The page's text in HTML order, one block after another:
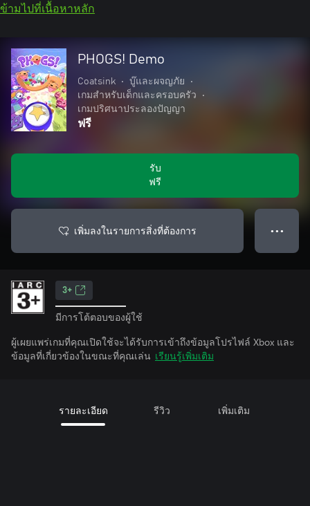
ข้ามไปที่เนื้อหาหลัก
PHOGS! Demo
Coatsink • บู๊และผจญภัย
•
เกมสำหรับเด็กและครอบครัว
•
เกมปริศนาประลองปัญญา
ฟรี
รับ
ฟรี
เพิ่มลงในรายการสิ่งที่ต้องการ ● ● ●
3+
มีการโต้ตอบของผู้ใช้
ผู้เผยแพร่เกมที่คุณเปิดใช้จะได้รับการเข้าถึงข้อมูลโปรไฟล์ Xbox และ
ข้อมูลที่เกี่ยวข้องในขณะที่คุณเล่น เรียนรู้เพิ่มเติม
รายละเอียด รีวิว เพิ่มเติม